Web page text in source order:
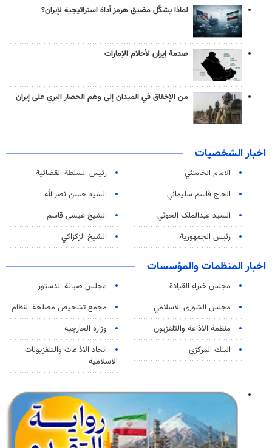
لماذا يشكّل مضيق هرمز أداة استراتيجية لإيران؟
صدمة إيران لأحلام الإمارات
من الإخفاق في الميدان إلى وهم الحصار البري على إيران
اخبار الشخصيات
الامام الخامنئي
رئیس السلطة القضائیة
الحاج قاسم سليماني
السيد حسن نصرالله
السید عبدالملک الحوثي
الشيخ عيسى قاسم
رئيس الجمهورية
الشيخ الزكزاكي
اخبار المنظمات والمؤسسات
مجلس خبراء القيادة
مجلس صيانة الدستور
مجلس الشورى الاسلامي
مجمع تشخيص مصلحة النظام
منظمة الاذاعة والتلفزیون
وزارة الخارجية
البنك المركزي
اتحاد الاذاعات والتلفزيونات
الاسلامية